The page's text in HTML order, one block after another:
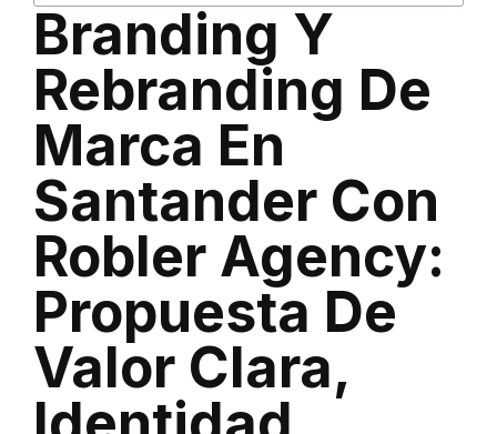
Branding Y
Rebranding De
Marca En
Santander Con
Robler Agency:
Propuesta De
Valor Clara,